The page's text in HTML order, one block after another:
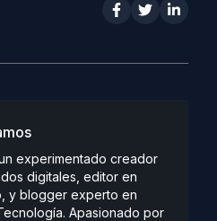
experimentado creador
digitales, editor en
y blogger experto en
Apasionado por